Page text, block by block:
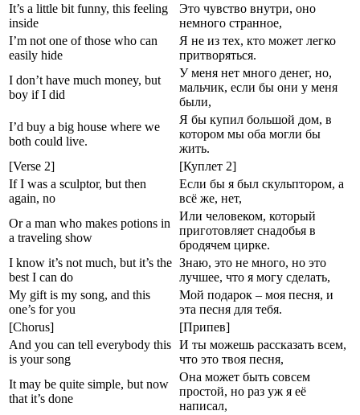
It’s a little bit funny, this feeling
inside
Это чувство внутри, оно
немного странное,
I’m not one of those who can
easily hide
Я не из тех, кто может легко
притворяться.
I don’t have much money, but
boy if I did
У меня нет много денег, но,
мальчик, если бы они у меня
были,
I’d buy a big house where we
both could live.
Я бы купил большой дом, в
котором мы оба могли бы
жить.
[Verse 2]
[Куплет 2]
If I was a sculptor, but then
again, no
Если бы я был скульптором, а
всё же, нет,
Or a man who makes potions in
a traveling show
Или человеком, который
приготовляет снадобья в
бродячем цирке.
I know it’s not much, but it’s the
best I can do
Знаю, это не много, но это
лучшее, что я могу сделать,
My gift is my song, and this
one’s for you
Мой подарок – моя песня, и
эта песня для тебя.
[Chorus]
[Припев]
And you can tell everybody this
is your song
И ты можешь рассказать всем,
что это твоя песня,
It may be quite simple, but now
that it’s done
Она может быть совсем
простой, но раз уж я её
написал,